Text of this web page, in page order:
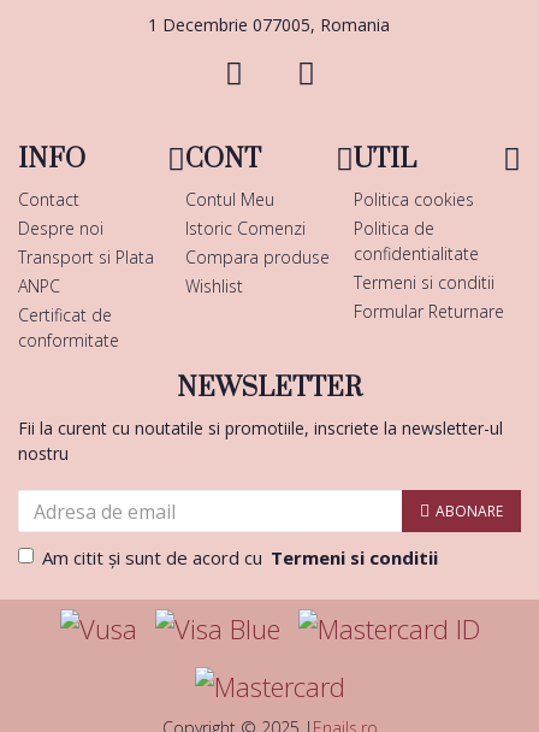
1 Decembrie 077005, Romania
INFO
Contact
Despre noi
Transport si Plata
ANPC
Certificat de
conformitate
CONT
Contul Meu
Istoric Comenzi
Compara produse
Wishlist
UTIL
Politica cookies
Politica de
confidentialitate
Termeni si conditii
Formular Returnare
NEWSLETTER
Fii la curent cu noutatile si promotiile, inscriete la newsletter-ul
nostru
ABONARE
Am citit şi sunt de acord cu Termeni si conditii